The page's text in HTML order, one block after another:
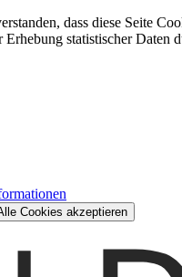
dass diese Seite
statistischer
Cookies akzeptieren